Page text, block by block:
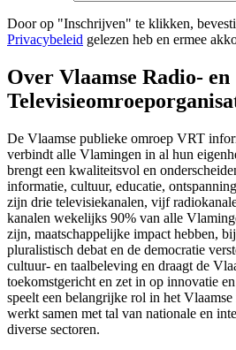
Door op "Inschrijven" te klikken,
Privacybeleid gelezen heb en ermee
Over Vlaamse Radio- en
De Vlaamse publieke omroep VRT
verbindt alle Vlamingen in al hun
brengt een kwaliteitsvol en
informatie, cultuur, educatie,
zijn drie televisiekanalen, vijf
kanalen wekelijks 90% van alle
zijn, maatschappelijke impact hebben,
pluralistisch debat en de democratie
cultuur- en taalbeleving en draagt de
toekomstgericht en zet in op innovatie
speelt een belangrijke rol in het Vlaamse
werkt samen met tal van nationale en
diverse sectoren.